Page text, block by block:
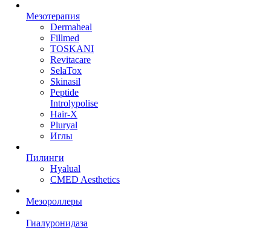
Мезотерапия
Dermaheal
Fillmed
TOSKANI
Revitacare
SelaTox
Skinasil
Peptide
Introlypolise
Hair-X
Pluryal
Иглы
Пилинги
Hyalual
CMED Aesthetics
Мезороллеры
Гиалуронидаза